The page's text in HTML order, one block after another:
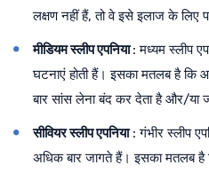
लक्षण नहीं हैं, तो वे इसे इलाज के लिए
मीडियम स्लीप एपनिया: मध्यम स्लीप
घटनाएं होती हैं। इसका मतलब है कि
बार सांस लेना बंद कर देता है और/या
सीवियर स्लीप एपनिया: गंभीर स्लीप
अधिक बार जागते हैं। इसका मतलब